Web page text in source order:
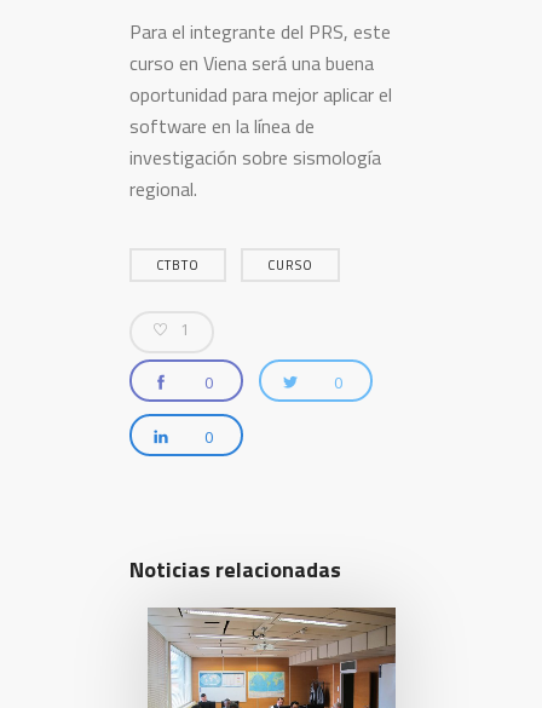
Para el integrante del PRS, este
curso en Viena será una buena
oportunidad para mejor aplicar el
software en la línea de
investigación sobre sismología
regional.
CTBTO CURSO
1
0 0
0
Noticias relacionadas